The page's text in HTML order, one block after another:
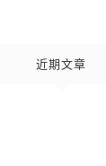
近期文章